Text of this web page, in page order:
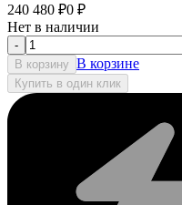
240 480 ₽0 ₽
Нет в наличии
-
В корзину В корзине
Купить в один клик